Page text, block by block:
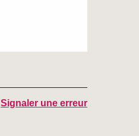
Signaler une erreur